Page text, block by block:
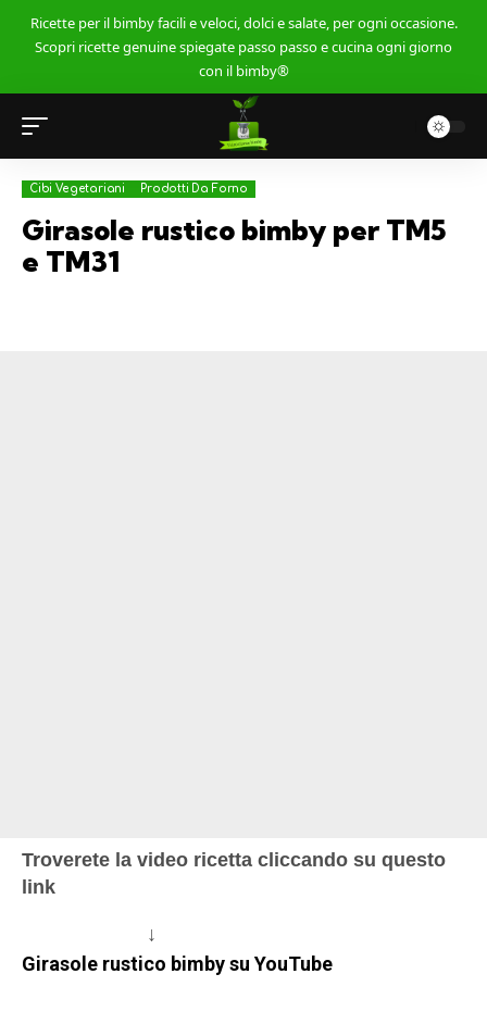
Ricette per il bimby facili e veloci, dolci e salate, per ogni occasione.
Scopri ricette genuine spiegate passo passo e cucina ogni giorno
con il bimby®
Cibi Vegetariani Prodotti Da Forno
Girasole rustico bimby per TM5
e TM31
Troverete la video ricetta cliccando su questo
link
↓
Girasole rustico bimby su YouTube